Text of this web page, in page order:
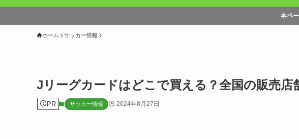
本ペ
ホーム サッカー情報
Jリーグカードはどこで買える？全国の販売店
PR サッカー情報 2024年8月27日